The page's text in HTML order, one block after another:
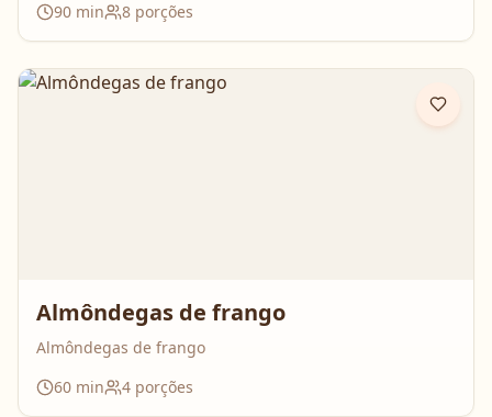
Nesse vídeo, compartilham o passo a passo completo da
galinhada, com dicas importantes para deixar o frango
perfuma a casa inteira. É daquelas receitas que reúnem
90 min 8 porções
Almôndegas de frango
Almôndegas de frango
60 min 4 porções